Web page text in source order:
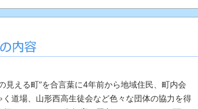
見える町”を合言葉に4年前から地域住民、町内会
く道場、山形西高生徒会など色々な団体の協力を得